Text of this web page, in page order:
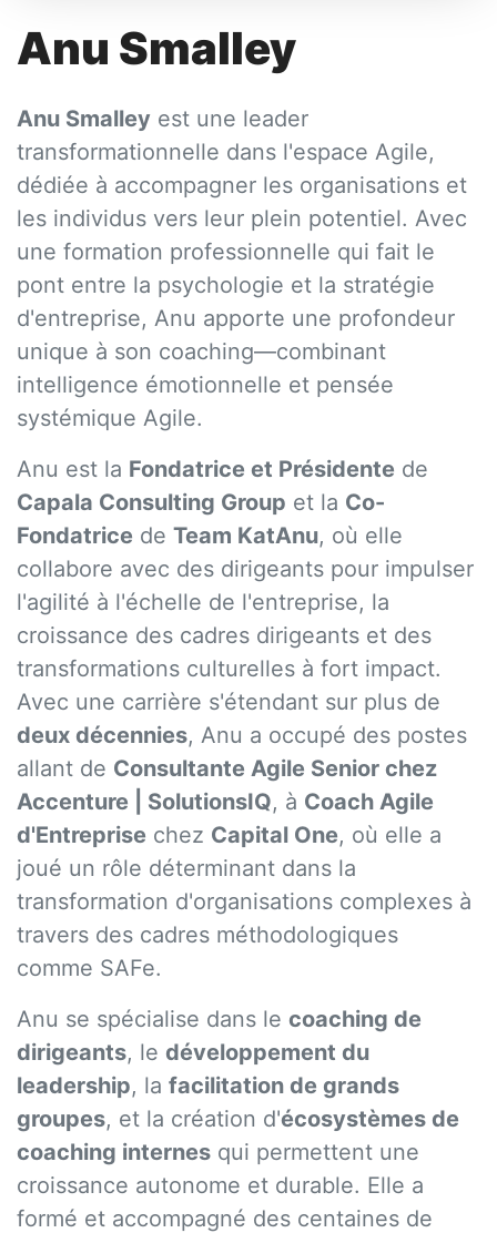
Anu Smalley
Anu Smalley est une leader
transformationnelle dans l'espace Agile,
dédiée à accompagner les organisations et
les individus vers leur plein potentiel. Avec
une formation professionnelle qui fait le
pont entre la psychologie et la stratégie
d'entreprise, Anu apporte une profondeur
unique à son coaching—combinant
intelligence émotionnelle et pensée
systémique Agile.
Anu est la Fondatrice et Présidente de
Capala Consulting Group et la Co-
Fondatrice de Team KatAnu, où elle
collabore avec des dirigeants pour impulser
l'agilité à l'échelle de l'entreprise, la
croissance des cadres dirigeants et des
transformations culturelles à fort impact.
Avec une carrière s'étendant sur plus de
deux décennies, Anu a occupé des postes
allant de Consultante Agile Senior chez
Accenture | SolutionsIQ, à Coach Agile
d'Entreprise chez Capital One, où elle a
joué un rôle déterminant dans la
transformation d'organisations complexes à
travers des cadres méthodologiques
comme SAFe.
Anu se spécialise dans le coaching de
dirigeants, le développement du
leadership, la facilitation de grands
groupes, et la création d'écosystèmes de
coaching internes qui permettent une
croissance autonome et durable. Elle a
formé et accompagné des centaines de